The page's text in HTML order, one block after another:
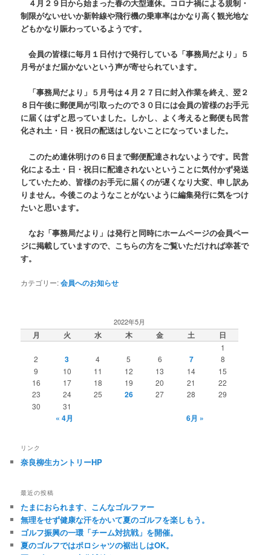
４月２９日から始まった春の大型連休。コロナ禍による規制・
制限がないせいか新幹線や飛行機の乗車率はかなり高く観光地な
どもかなり賑わっているようです。
会員の皆様に毎月１日付けで発行している「事務局だより」５
月号がまだ届かないという声が寄せられています。
「事務局だより」５月号は４月２７日に封入作業を終え、翌２
８日午後に郵便局が引取ったので３０日には会員の皆様のお手元
に届くはずと思っていました。しかし、よく考えると郵便も民営
化され土・日・祝日の配送はしないことになっていました。
このため連休明けの６日まで郵便配達されないようです。民営
化による土・日・祝日に配達されないということに気付かず発送
していたため、皆様のお手元に届くのが遅くなり大変、申し訳あ
りません。今後このようなことがないように編集発行に気をつけ
たいと思います。
なお「事務局だより」は発行と同時にホームページの会員ペー
ジに掲載していますので、こちらの方をご覧いただければ幸甚で
す。
カテゴリー:会員へのお知らせ
2022年5月
月 火 水 木 金 土 日
1
2
3 4 5 6 7
8
9
10 11 12 13 14
15
16
17 18 19 20 21
22
23
24 25 26 27 28
29
30
31
« 4月 6月 »
リンク
奈良柳生カントリーHP
最近の投稿
たまにおられます、こんなゴルファー
無理をせず健康な汗をかいて夏のゴルフを楽しもう。
ゴルフ振興の一環「チーム対抗戦」を開催。
夏のゴルフではポロシャツの裾出しはOK。